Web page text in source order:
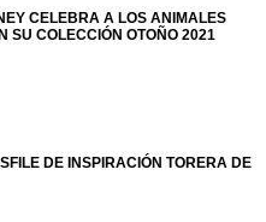
CELEBRA A LOS ANIMALES
SU COLECCIÓN OTOÑO 2021
DE INSPIRACIÓN TORERA DE